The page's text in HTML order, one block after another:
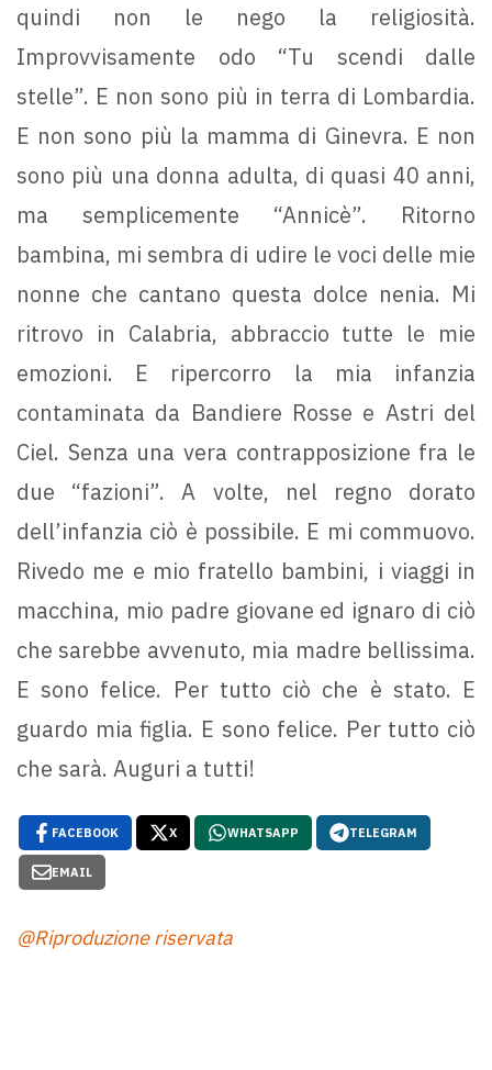
quindi non le nego la religiosità.
Improvvisamente odo “Tu scendi dalle
stelle”. E non sono più in terra di Lombardia.
E non sono più la mamma di Ginevra. E non
sono più una donna adulta, di quasi 40 anni,
ma semplicemente “Annicè”. Ritorno
bambina, mi sembra di udire le voci delle mie
nonne che cantano questa dolce nenia. Mi
ritrovo in Calabria, abbraccio tutte le mie
emozioni. E ripercorro la mia infanzia
contaminata da Bandiere Rosse e Astri del
Ciel. Senza una vera contrapposizione fra le
due “fazioni”. A volte, nel regno dorato
dell’infanzia ciò è possibile. E mi commuovo.
Rivedo me e mio fratello bambini, i viaggi in
macchina, mio padre giovane ed ignaro di ciò
che sarebbe avvenuto, mia madre bellissima.
E sono felice. Per tutto ciò che è stato. E
guardo mia figlia. E sono felice. Per tutto ciò
che sarà. Auguri a tutti!
FACEBOOK X WHATSAPP TELEGRAM
EMAIL
@Riproduzione riservata